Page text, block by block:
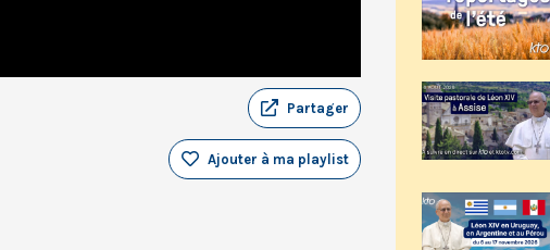
Partager
Ajouter à ma playlist